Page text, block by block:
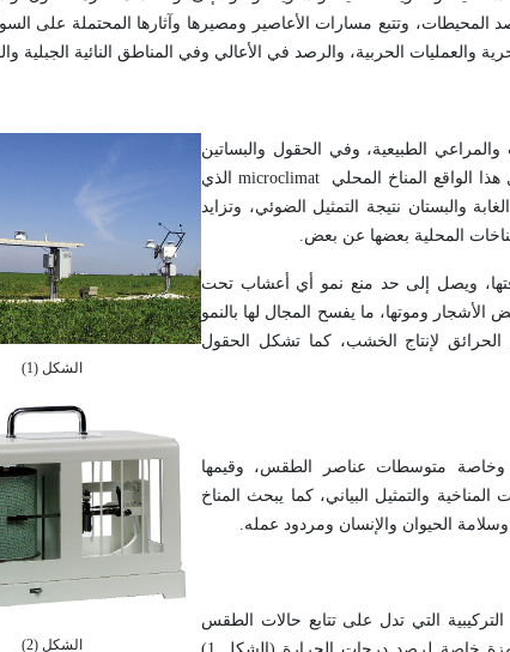
وتتبع مسارات الأعاصير ومصيرها وآثارها المحتملة على
الحربية، والرصد في الأعالي وفي المناطق النائية الجبلية
الشكل (1)
الشكل (2)
الطبيعية، وفي الحقول والبساتين
الواقع المناخ المحلي
microclimat
الذي
والبستان نتيجة التمثيل الضوئي، وتزايد
المحلية بعضها عن بعض.
ويصل إلى حد منع نمو أي أعشاب تحت
الأشجار وموتها، ما يفسح المجال لها بالنمو
الحرائق لإنتاج الخشب، كما تشكل الحقول
وخاصة متوسطات عناصر الطقس، وقيمها
والتمثيل البياني، كما يبحث المناخ
وسلامة الحيوان والإنسان ومردود عمله.
التركيبية التي تدل على تتابع حالات الطقس